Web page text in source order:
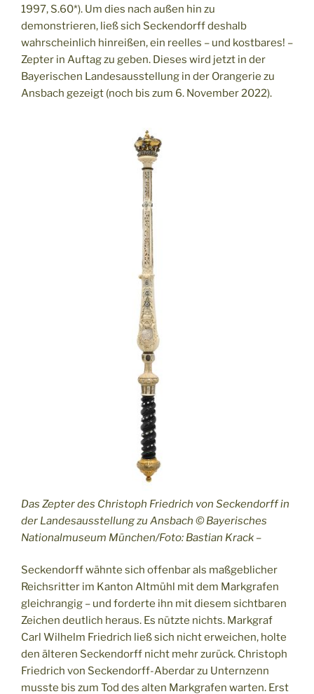
1997, S.60*). Um dies nach außen hin zu
demonstrieren, ließ sich Seckendorff deshalb
wahrscheinlich hinreißen, ein reelles – und kostbares! –
Zepter in Auftag zu geben. Dieses wird jetzt in der
Bayerischen Landesausstellung in der Orangerie zu
Ansbach gezeigt (noch bis zum 6. November 2022).
Das Zepter des Christoph Friedrich von Seckendorff in
der Landesausstellung zu Ansbach © Bayerisches
Nationalmuseum München/Foto: Bastian Krack –
Seckendorff wähnte sich offenbar als maßgeblicher
Reichsritter im Kanton Altmühl mit dem Markgrafen
gleichrangig – und forderte ihn mit diesem sichtbaren
Zeichen deutlich heraus. Es nützte nichts. Markgraf
Carl Wilhelm Friedrich ließ sich nicht erweichen, holte
den älteren Seckendorff nicht mehr zurück. Christoph
Friedrich von Seckendorff-Aberdar zu Unternzenn
musste bis zum Tod des alten Markgrafen warten. Erst